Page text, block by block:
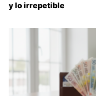
y lo irrepetible